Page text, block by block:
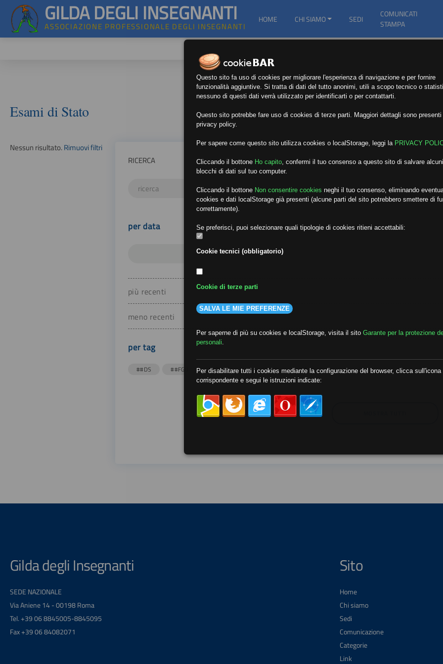
GILDA DEGLI INSEGNANTI
ASSOCIAZIONE PROFESSIONALE DEGLI INSEGNANTI
HOME CHI SIAMO SEDI
COMUNICATI
STAMPA
Esami di Stato
Nessun risultato.Rimuovi filtri
RICERCA
per data
più recenti
meno recenti
per tag
##DS ##FGU ##Gilda ##audoizioni ##autonomia
Gilda degli Insegnanti
SEDE NAZIONALE
Via Aniene 14 - 00198 Roma
Tel. +39 06 8845005-8845095
Fax +39 06 84082071
Sito
Home
Chi siamo
Sedi
Comunicazione
Categorie
Link
Questo sito fa uso di cookies per migliorare l'esperienza di navigazione e per fornire
funzionalità aggiuntive. Si tratta di dati del tutto anonimi, utili a scopo tecnico o
nessuno di questi dati verrà utilizzato per identificarti o per contattarti.
Questo sito potrebbe fare uso di cookies di terze parti. Maggiori dettagli sono
privacy policy.
Per sapere come questo sito utilizza cookies o localStorage, leggi la PRIVACY
Cliccando il bottone Ho capito confermi il tuo consenso a questo sito di salvare
blocchi di dati sul tuo computer.
Cliccando il bottone Non consentire cookies neghi il tuo consenso, eliminando
cookies e dati localStorage già presenti (alcune parti del sito potrebbero smettere di
correttamente).
Se preferisci, puoi selezionare quali tipologie di cookies ritieni accettabili:
Cookie tecnici (obbligatorio)
Cookie di terze parti
SALVA LE MIE PREFERENZE
Per saperne di più su cookies e localStorage, visita il sito Garante per la protezione
personali
Per disabilitare tutti i cookies mediante la configurazione del browser, clicca sull'icona
corrispondente e segui le istruzioni indicate: